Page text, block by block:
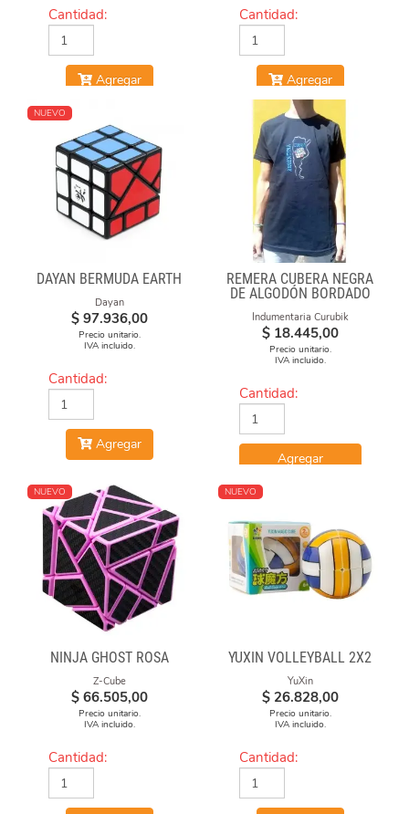
Cantidad:
Agregar
Cantidad:
Agregar
NUEVO
DAYAN BERMUDA EARTH
Dayan
$ 97.936,00
Precio unitario.
IVA incluido.
Cantidad:
Agregar
REMERA CUBERA NEGRA
DE ALGODÓN BORDADO
"ARGENTINA CUBEA"
Indumentaria Curubik
$ 18.445,00
Precio unitario.
IVA incluido.
Cantidad:
Agregar
NUEVO
NINJA GHOST ROSA
Z-Cube
$ 66.505,00
Precio unitario.
IVA incluido.
Cantidad:
NUEVO
YUXIN VOLLEYBALL 2X2
YuXin
$ 26.828,00
Precio unitario.
IVA incluido.
Cantidad: